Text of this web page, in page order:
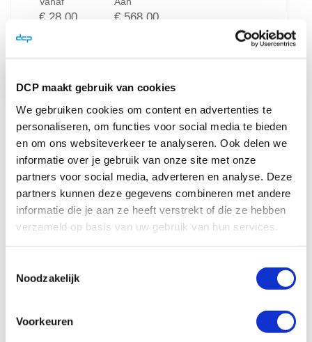
DCP maakt gebruik van cookies
We gebruiken cookies om content en advertenties te
personaliseren, om functies voor social media te bieden
en om ons websiteverkeer te analyseren. Ook delen we
informatie over je gebruik van onze site met onze
partners voor social media, adverteren en analyse. Deze
partners kunnen deze gegevens combineren met andere
informatie die je aan ze heeft verstrekt of die ze hebben
verzameld op basis van uw gebruik van hun services.
Noodzakelijk
Voorkeuren
€ 28,00
€ 568,00
In Winkelwagen
Reviews
Schrijf je eigen review
Epson TM-C7500G cartridge
geel 294,3ml SJIC30P(Y)